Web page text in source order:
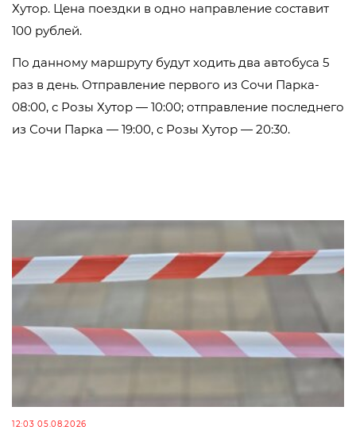
Хутор. Цена поездки в одно направление составит
100 рублей.
По данному маршруту будут ходить два автобуса 5
раз в день. Отправление первого из Сочи Парка-
08:00, с Розы Хутор — 10:00; отправление последнего
из Сочи Парка — 19:00, с Розы Хутор — 20:30.
12:03 05.08.2026